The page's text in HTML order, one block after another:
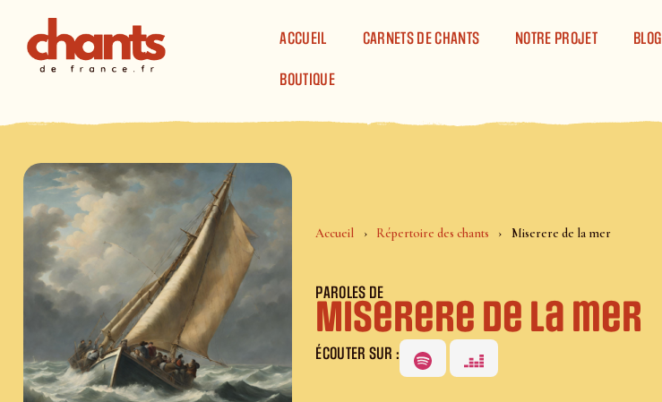
ACCUEIL
CARNETS DE CHANTS NOTRE PROJET BLOG
BOUTIQUE
Accueil Répertoire des chants Miserere de la mer
PAROLES DE
Miserere de la mer
ÉCOUTER SUR :